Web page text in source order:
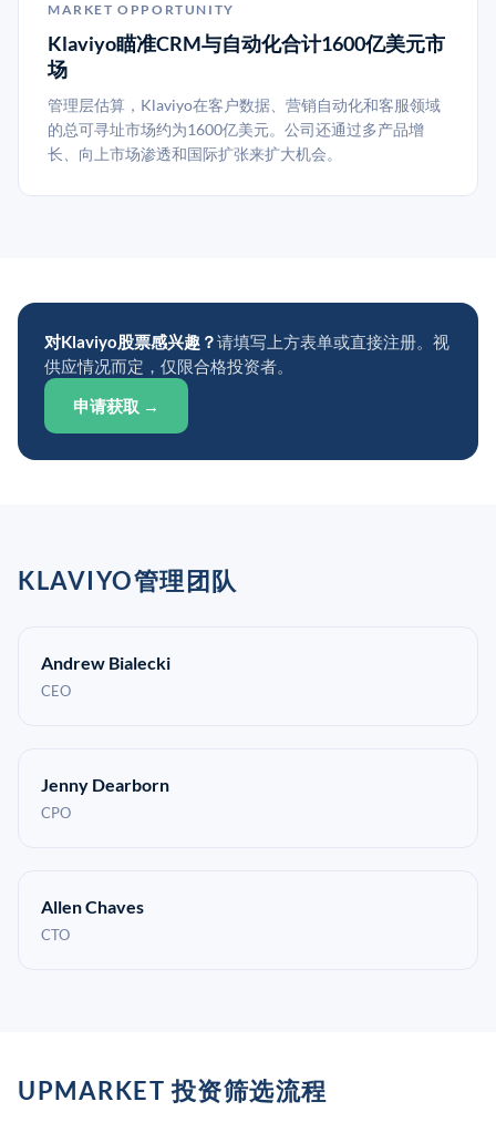
MARKET OPPORTUNITY
Klaviyo瞄准CRM与自动化合计1600亿美元市
场
管理层估算，Klaviyo在客户数据、营销自动化和客服领域
的总可寻址市场约为1600亿美元。公司还通过多产品增
长、向上市场渗透和国际扩张来扩大机会。
对Klaviyo股票感兴趣？请填写上方表单或直接注册。视
供应情况而定，仅限合格投资者。
申请获取 →
KLAVIYO管理团队
Andrew Bialecki
CEO
Jenny Dearborn
CPO
Allen Chaves
CTO
UPMARKET 投资筛选流程